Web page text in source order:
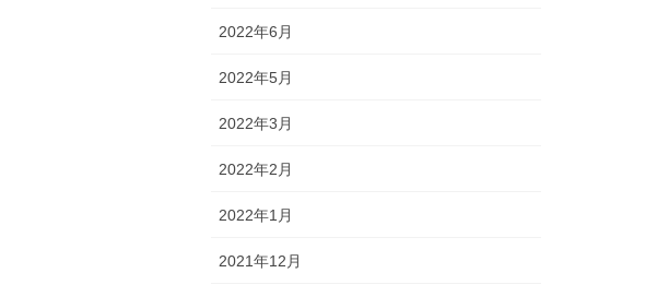
2022年6月
2022年5月
2022年3月
2022年2月
2022年1月
2021年12月